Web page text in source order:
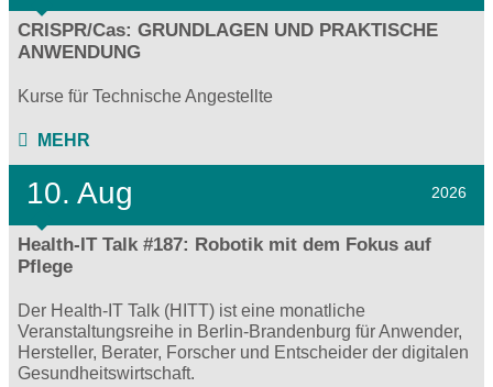
CRISPR/Cas: GRUNDLAGEN UND PRAKTISCHE
ANWENDUNG
Kurse für Technische Angestellte
MEHR
10. Aug 2026
Health-IT Talk #187: Robotik mit dem Fokus auf
Pflege
Der Health-IT Talk (HITT) ist eine monatliche
Veranstaltungsreihe in Berlin-Brandenburg für Anwender,
Hersteller, Berater, Forscher und Entscheider der digitalen
Gesundheitswirtschaft.